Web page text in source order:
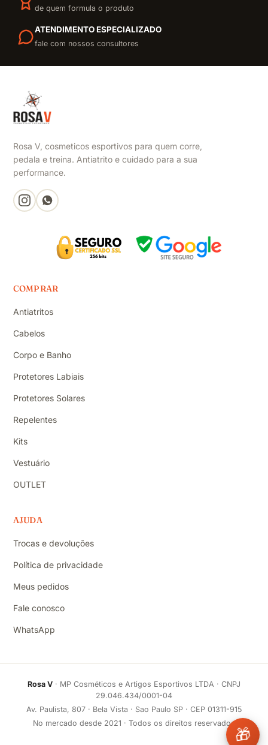
de quem formula o produto
ATENDIMENTO ESPECIALIZADO
fale com nossos consultores
Rosa V, cosmeticos esportivos para quem corre,
pedala e treina. Antiatrito e cuidado para a sua
performance.
COMPRAR
Antiatritos
Cabelos
Corpo e Banho
Protetores Labiais
Protetores Solares
Repelentes
Kits
Vestuário
OUTLET
AJUDA
Trocas e devoluções
Política de privacidade
Meus pedidos
Fale conosco
WhatsApp
Rosa V · MP Cosméticos e Artigos Esportivos LTDA · CNPJ
29.046.434/0001-04
Av. Paulista, 807 · Bela Vista · Sao Paulo SP · CEP 01311-915
No mercado desde 2021 · Todos os direitos reservados
🎁